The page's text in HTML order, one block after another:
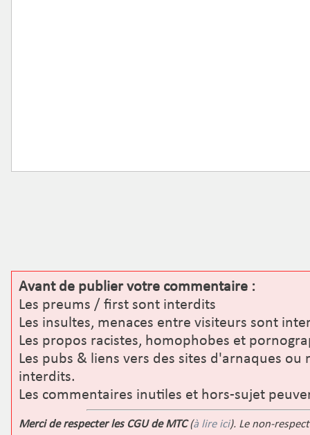
Avant de publier votre commentaire :
Les preums / first sont interdits
Les insultes, menaces entre visiteurs sont
Les propos racistes, homophobes et
Les pubs & liens vers des sites d'arnaques
interdits.
Les commentaires inutiles et hors-sujet
Merci de respecter les CGU de MTC(à lire ici). Le non-